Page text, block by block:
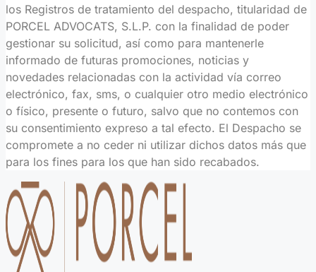
los Registros de tratamiento del despacho, titularidad de
PORCEL ADVOCATS, S.L.P. con la finalidad de poder
gestionar su solicitud, así como para mantenerle
informado de futuras promociones, noticias y
novedades relacionadas con la actividad vía correo
electrónico, fax, sms, o cualquier otro medio electrónico
o físico, presente o futuro, salvo que no contemos con
su consentimiento expreso a tal efecto. El Despacho se
compromete a no ceder ni utilizar dichos datos más que
para los fines para los que han sido recabados.